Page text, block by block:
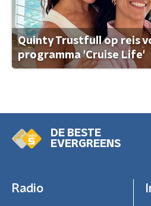
Quinty Trustfull op reis
programma 'Cruise Life'
DE BESTE
EVERGREENS
Radio